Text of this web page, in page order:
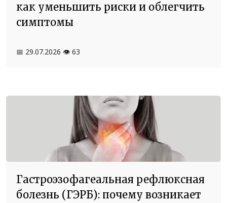
как уменьшить риски и облегчить
симптомы
📅 29.07.2026 👁️ 63
Гастроэзофагеальная рефлюксная
болезнь (ГЭРБ): почему возникает